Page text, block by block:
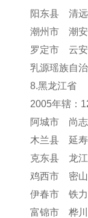
阳东县 清
潮州市 潮
罗定市 云
乳源瑶族自
8.黑龙江省
2005年辖：
阿城市 尚
木兰县 延
克东县 龙
鸡西市 密
伊春市 铁
富锦市 桦